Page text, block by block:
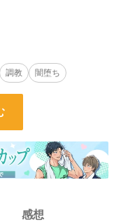
ど実際出るとなると怖くて
好きになってしまう。
調教 闇堕ち
感想